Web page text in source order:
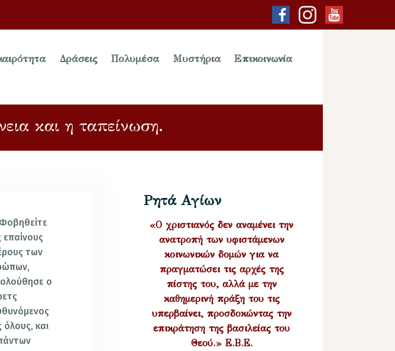
Δράσεις Πολυμέσα Μυστήρια Επικοινωνία
και η ταπείνωση.
επαίνους
των
ο
όλους, και
Ρητά Αγίων
«Ο χριστιανός δεν αναμένει την
ανατροπή των υφιστάμενων
κοινωνικών δομών για να
πραγματώσει τις αρχές της
πίστης του, αλλά με την
καθημερινή πράξη του τις
υπερβαίνει, προσδοκώντας την
επικράτηση της βασιλείας του
Θεού.» Ε.Β.Ε.